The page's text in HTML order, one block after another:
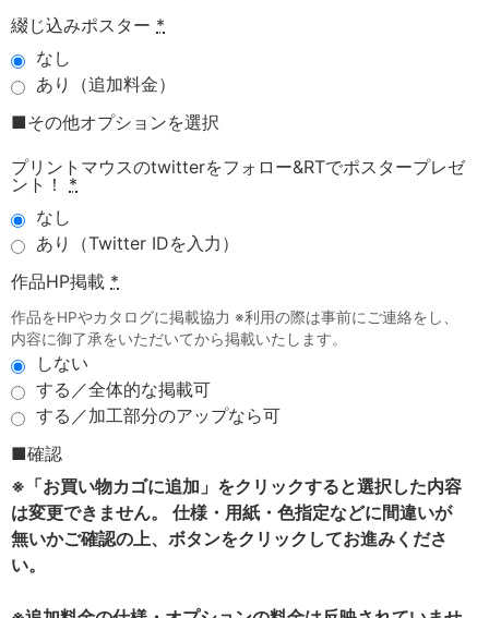
綴じ込みポスター *
なし
あり（追加料金）
■その他オプションを選択
プリントマウスのtwitterをフォロー&RTでポスタープレゼ
ント！
*
なし
あり（Twitter IDを入力）
作品HP掲載 *
作品をHPやカタログに掲載協力 ※利用の際は事前にご連絡をし、
内容に御了承をいただいてから掲載いたします。
しない
する／全体的な掲載可
する／加工部分のアップなら可
■確認
※「お買い物カゴに追加」をクリックすると選択した内容
は変更できません。 仕様・用紙・色指定などに間違いが
無いかご確認の上、ボタンをクリックしてお進みくださ
い。